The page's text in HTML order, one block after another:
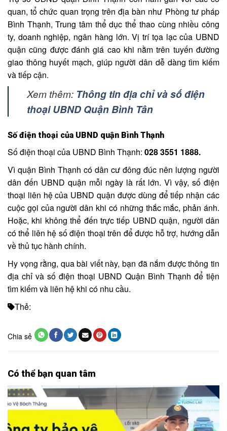
quan, tổ chức quan trọng trên địa bàn như Phòng tư pháp
Bình Thạnh, Trung tâm thể dục thể thao cùng nhiều công
ty, doanh nghiệp, ngân hàng lớn. Vị trí tọa lạc của UBND
quận cũng được đánh giá cao khi nằm trên tuyến đường
giao thông huyết mạch, giúp người dân dễ dàng tìm kiếm
và tiếp cận.
Xem thêm: Thông tin địa chỉ và số điện
thoại UBND Quận Bình Tân
Số điện thoại của UBND quận Bình Thạnh
Số điện thoại của UBND Bình Thạnh: 028 3551 1888.
Vì quận Bình Thạnh có dân cư đông đúc nên lượng người
dân đến UBND quận mỗi ngày là rất lớn. Vì vậy, số điện
thoại liên hệ của UBND quận được dùng để tiếp nhận các
cuộc gọi của người dân khi có những thắc mắc, phản ánh.
Hoặc, khi không thể đến trực tiếp UBND quận, người dân
có thể liên hệ số điện thoại trên để được hỗ trợ, hướng dẫn
về thủ tục hành chính.
Hy vọng rằng, qua bài viết này, bạn đã nắm được thông tin
địa chỉ và số điện thoại UBND Quận Bình Thạnh để tiện
tìm kiếm và liên hệ khi có nhu cầu.
Thẻ:
Chia sẻ
Có thể bạn quan tâm